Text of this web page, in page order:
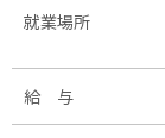
就業場所
給 与